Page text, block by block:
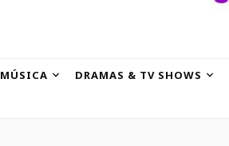
MÚSICA DRAMAS & TV SHOWS